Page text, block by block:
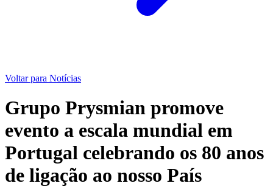
Voltar para Notícias
Grupo Prysmian promove
evento a escala mundial em
Portugal celebrando os 80 anos
de ligação ao nosso País